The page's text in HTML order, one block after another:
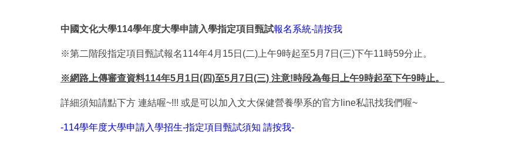
中國文化大學114學年度大學申請入學指定項目甄試報名系統-請按我
※第二階段指定項目甄試報名114年4月15日(二)上午9時起至5月7日(三)下午11時59分止。
※網路上傳審查資料114年5月1日(四)至5月7日(三) 注意!時段為每日上午9時起至下午9時止。
詳細須知請點下方 連結喔~!!! 或是可以加入文大保健營養學系的官方line私訊找我們喔~
-114學年度大學申請入學招生-指定項目甄試須知 請按我-